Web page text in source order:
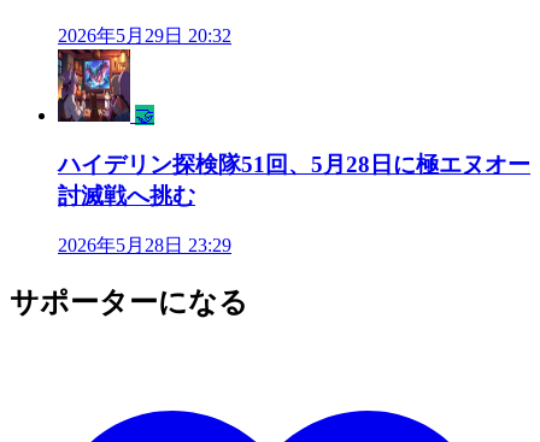
2026年5月29日 20:32
🤝
ハイデリン探検隊51回、5月28日に極エヌオー
討滅戦へ挑む
2026年5月28日 23:29
サポーターになる